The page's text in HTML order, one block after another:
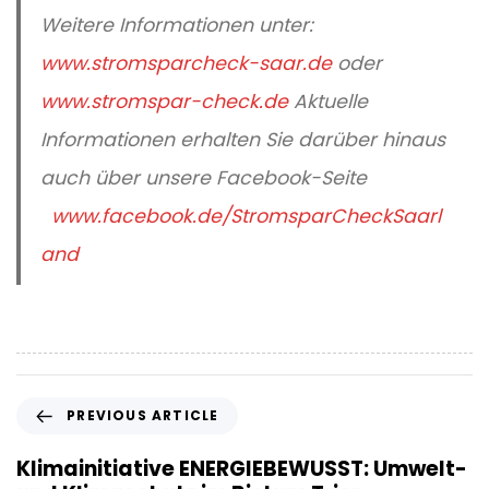
Weitere Informationen unter:
www.stromsparcheck-saar.deoder
www.stromspar-check.deAktuelle
Informationen erhalten Sie darüber hinaus
auch über unsere Facebook-Seite
www.facebook.de/StromsparCheckSaarl
and
e
PREVIOUS ARTICLE
Klimainitiative ENERGIEBEWUSST: Umwelt-